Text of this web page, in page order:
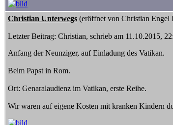
Christian Unterwegs (eröffnet von Christian Engel
Letzter Beitrag: Christian, schrieb am 11.10.2015,
Anfang der Neunziger, auf Einladung des Vatikan.
Beim Papst in Rom.
Ort: Genaralaudienz im Vatikan, erste Reihe.
Wir waren auf eigene Kosten mit kranken Kindern